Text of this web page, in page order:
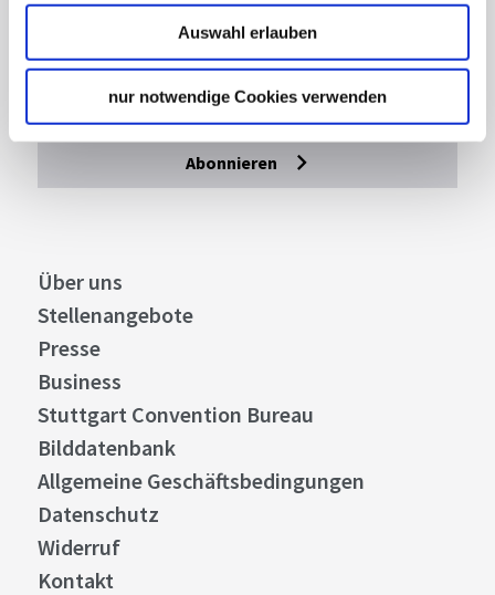
Auswahl erlauben
nur notwendige Cookies verwenden
Mit unserem Newsletter bleiben Sie zu Events,
Highlights und aktuellen Angeboten in
Abonnieren
Über uns
Stellenangebote
Presse
Business
Stuttgart Convention Bureau
Bilddatenbank
Allgemeine Geschäftsbedingungen
Datenschutz
Widerruf
Kontakt